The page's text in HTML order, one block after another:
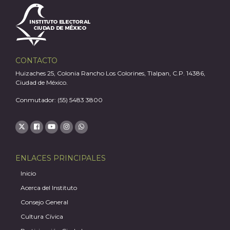
CONTACTO
Huizaches 25, Colonia Rancho Los Colorines, Tlalpan, C.P. 14386,
Ciudad de México.
Conmutador: (55) 5483 3800
ENLACES PRINCIPALES
Inicio
Acerca del Instituto
Consejo General
Cultura Cívica